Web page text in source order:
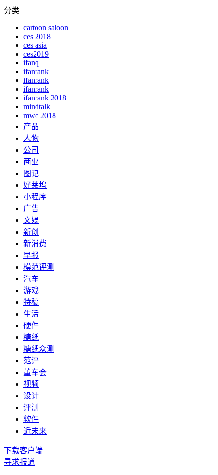
分类
cartoon saloon
ces 2018
ces asia
ces2019
ifanq
ifanrank
ifanrank
ifanrank
ifanrank 2018
mindtalk
mwc 2018
产品
人物
公司
商业
图记
好莱坞
小程序
广告
文娱
新创
新消费
早报
模范评测
汽车
游戏
特稿
生活
硬件
糖纸
糖纸众测
范评
董车会
视频
设计
评测
软件
近未来
下载客户端
寻求报道